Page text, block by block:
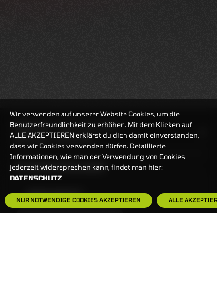
BANKEINSTELLUNGEN
HÄUFIG GESUCHT:
HANDELSZEIT
MO-FR: 7:30-23 UHR
ZERTIFIKATE
8:00-22 UHR
Wir verwenden auf unserer Website Cookies, um die
Benutzerfreundlichkeit zu erhöhen. Mit dem Klicken auf
ALLE AKZEPTIEREN erklärst du dich damit einverstanden,
dass wir Cookies verwenden dürfen. Detaillierte
Informationen, wie man der Verwendung von Cookies
jederzeit widersprechen kann, findet man hier:
DATENSCHUTZ
NUR NOTWENDIGE COOKIES AKZEPTIEREN ALLE